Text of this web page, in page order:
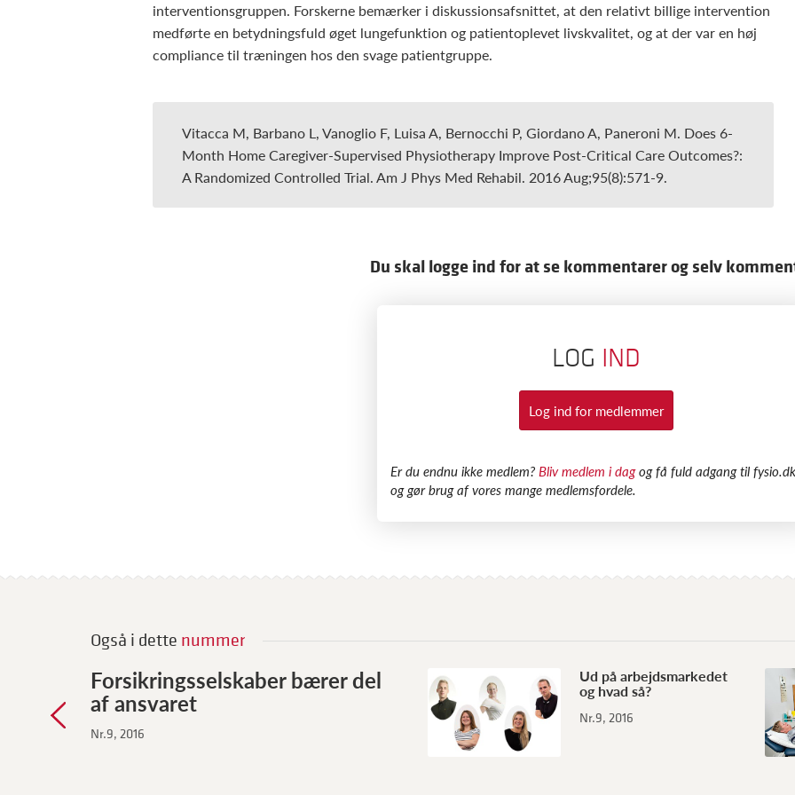
interventionsgruppen. Forskerne bemærker i diskussionsafsnittet, at den relativt billige intervention
medførte en betydningsfuld øget lungefunktion og patientoplevet livskvalitet, og at der var en høj
compliance til træningen hos den svage patientgruppe.
Vitacca M, Barbano L, Vanoglio F, Luisa A, Bernocchi P, Giordano A, Paneroni M. Does 6-
Month Home Caregiver-Supervised Physiotherapy Improve Post-Critical Care Outcomes?:
A Randomized Controlled Trial. Am J Phys Med Rehabil. 2016 Aug;95(8):571-9.
Du skal logge ind for at se kommentarer og selv
LOG IND
Log ind for medlemmer
​Er du endnu ikke medlem? Bliv medlem i dagog få fuld adgang til
og gør brug af vores mange medlemsfordele.
Også i dette nummer
Forsikringsselskaber bærer del
af ansvaret
Nr.9, 2016
Ud på arbejdsmarkedet
og hvad så?
Nr.9, 2016